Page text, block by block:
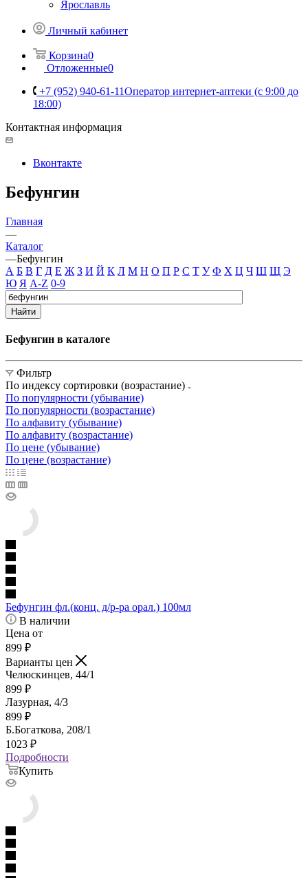
Ярославль
Личный кабинет
Корзина0
Отложенные0
+7 (952) 940-61-11Оператор интернет-аптеки (с 9:00 до
18:00)
Контактная информация
Вконтакте
Бефунгин
Главная
—
Каталог
—Бефунгин
А Б В Г Д Е Ж З И Й К Л М Н О П Р С Т У Ф Х Ц Ч Ш Щ Э
Ю Я A-Z 0-9
Найти
Бефунгин в каталоге
Фильтр
По индексу сортировки (возрастание)
По популярности (убывание)
По популярности (возрастание)
По алфавиту (убывание)
По алфавиту (возрастание)
По цене (убывание)
По цене (возрастание)
Бефунгин фл.(конц. д/р-ра орал.) 100мл
В наличии
Цена от
899 ₽
Варианты цен
Челюскинцев, 44/1
899 ₽
Лазурная, 4/3
899 ₽
Б.Богаткова, 208/1
1023 ₽
Подробности
Купить